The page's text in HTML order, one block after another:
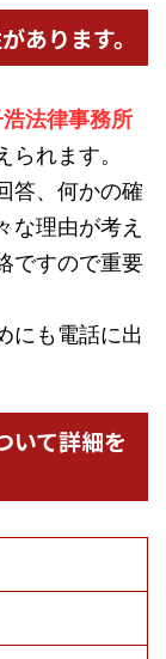
あります。
法律事務所
られます。
答、何かの確
な理由が考え
ですので重要
にも電話に出
いて詳細を